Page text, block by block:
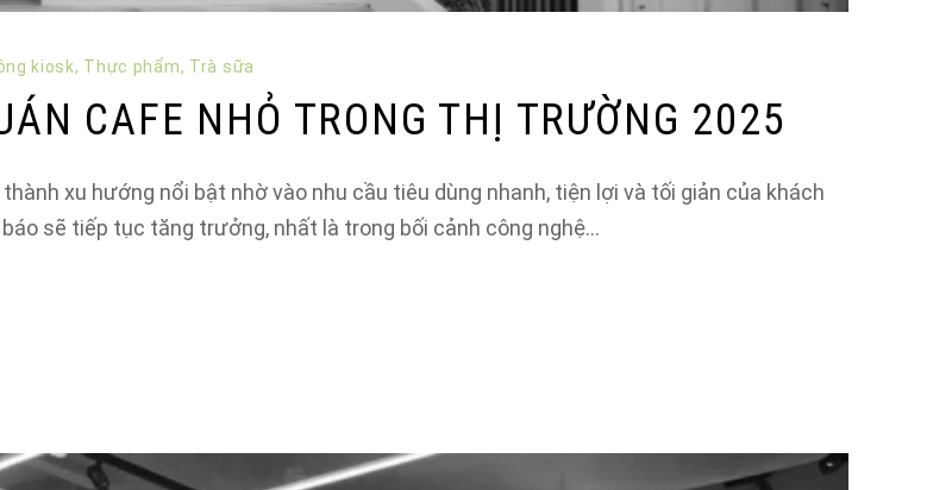
kiosk, Thực phẩm, Trà sữa
CAFE NHỎ TRONG THỊ TRƯỜNG 2025
xu hướng nổi bật nhờ vào nhu cầu tiêu dùng nhanh, tiện lợi và tối giản của khách
sẽ tiếp tục tăng trưởng, nhất là trong bối cảnh công nghệ…